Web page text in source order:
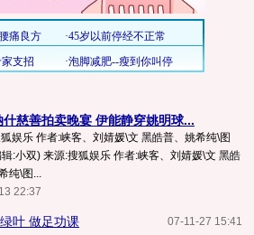
什慈善拍卖晚宴 伊能静穿姚明球...
娱乐 作者:峡客、刘婧媛\文 黑皓普、姚希纯\图
:小双) 来源:搜狐娱乐 作者:峡客、刘婧媛\文 黑皓
纯\图...
22:37
07-11-27 15:41
叶 做足功课